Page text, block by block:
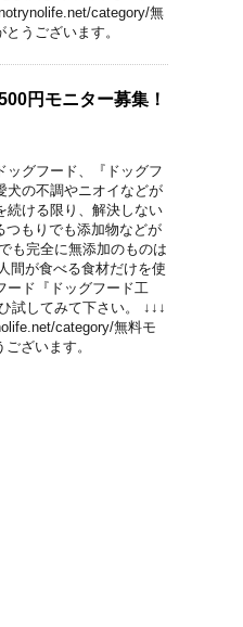
category/無
うございます。
円モニター募集！
ッグフード、『ドッグフ
調やニオイなどが
限り、解決しない
もりでも添加物などが
も完全に無添加のものは
間が食べる食材だけを使
ード『ドッグフード工
試してみて下さい。 ↓↓↓
category/無料モ
ざいます。